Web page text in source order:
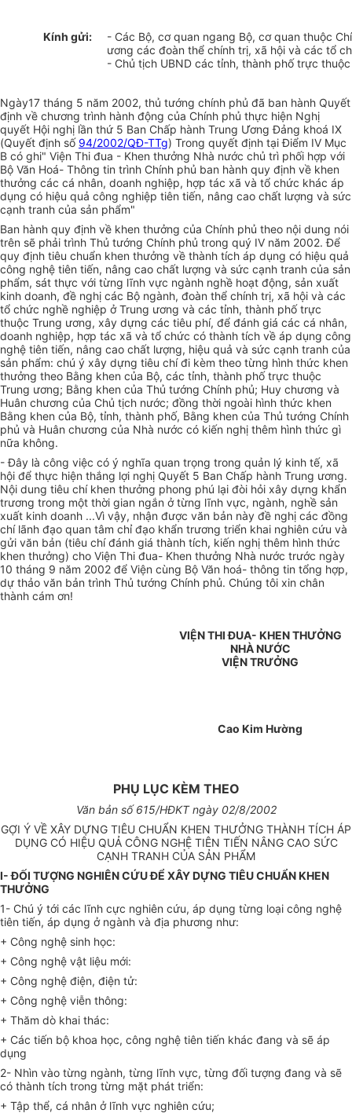
Kính gửi:
- Các Bộ, cơ quan ngang Bộ, cơ quan thuộc
ương các đoàn thể chính trị, xã hội và các tổ
- Chủ tịch UBND các tỉnh, thành phố trực
Ngày17 tháng 5 năm 2002, thủ tướng chính phủ đã ban hành Quyết
định về chương trình hành động của Chính phủ thực hiện Nghị
quyết Hội nghị lần thứ 5 Ban Chấp hành Trung Ương Đảng khoá IX
(Quyết định số 94/2002/QĐ-TTg) Trong quyết định tại Điểm IV Mục
B có ghi" Viện Thi đua - Khen thưởng Nhà nước chủ trì phối hợp với
Bộ Văn Hoá- Thông tin trình Chính phủ ban hành quy định về khen
thưởng các cá nhân, doanh nghiệp, hợp tác xã và tổ chức khác áp
dụng có hiệu quả công nghiệp tiên tiến, nâng cao chất lượng và sức
cạnh tranh của sản phẩm"
Ban hành quy định về khen thưởng của Chính phủ theo nội dung nói
trên sẽ phải trình Thủ tướng Chính phủ trong quý IV năm 2002. Để
quy định tiêu chuẩn khen thưởng về thành tích áp dụng có hiệu quả
công nghệ tiên tiến, nâng cao chất lượng và sức cạnh tranh của sản
phẩm, sát thực với từng lĩnh vực ngành nghề hoạt động, sản xuất
kinh doanh, đề nghị các Bộ ngành, đoàn thể chính trị, xã hội và các
tổ chức nghề nghiệp ở Trung ương và các tỉnh, thành phố trực
thuộc Trung ương, xây dựng các tiêu phí, để đánh giá các cá nhân,
doanh nghiệp, hợp tác xã và tổ chức có thành tích về áp dụng công
nghệ tiên tiến, nâng cao chất lượng, hiệu quả và sức cạnh tranh của
sản phẩm: chú ý xây dựng tiêu chí đi kèm theo từng hình thức khen
thưởng theo Bằng khen của Bộ, các tỉnh, thành phố trực thuộc
Trung ương; Bằng khen của Thủ tướng Chính phủ; Huy chương và
Huân chương của Chủ tịch nước; đồng thời ngoài hình thức khen
Bằng khen của Bộ, tỉnh, thành phố, Bằng khen của Thủ tướng Chính
phủ và Huân chương của Nhà nước có kiến nghị thêm hình thức gì
nữa không.
- Đây là công việc có ý nghĩa quan trọng trong quản lý kinh tế, xã
hội để thực hiện thắng lợi nghị Quyết 5 Ban Chấp hành Trung ương.
Nội dung tiêu chí khen thưởng phong phú lại đòi hỏi xây dựng khẩn
trương trong một thời gian ngắn ở từng lĩnh vực, ngành, nghề sản
xuất kinh doanh ...Vì vậy, nhận được văn bản này đề nghị các đồng
chí lãnh đạo quan tâm chỉ đạo khẩn trương triển khai nghiên cứu và
gửi văn bản (tiêu chí đánh giá thành tích, kiến nghị thêm hình thức
khen thưởng) cho Viện Thi đua- Khen thưởng Nhà nước trước ngày
10 tháng 9 năm 2002 để Viện cùng Bộ Văn hoá- thông tin tổng hợp,
dự thảo văn bản trình Thủ tướng Chính phủ. Chúng tôi xin chân
thành cám ơn!
VIỆN THI ĐUA- KHEN THƯỞNG
NHÀ NƯỚC
VIỆN TRƯỞNG
Cao Kim Hường
PHỤ LỤC KÈM THEO
Văn bản số 615/HĐKT ngày 02/8/2002
GỢI Ý VỀ XÂY DỰNG TIÊU CHUẨN KHEN THƯỞNG THÀNH TÍCH ÁP
DỤNG CÓ HIỆU QUẢ CÔNG NGHỆ TIÊN TIẾN NÂNG CAO SỨC
CẠNH TRANH CỦA SẢN PHẨM
I- ĐỐI TƯỢNG NGHIÊN CỨU ĐỂ XÂY DỰNG TIÊU CHUẨN KHEN
THƯỞNG
1- Chú ý tới các lĩnh cực nghiên cứu, áp dụng từng loại công nghệ
tiên tiến, áp dụng ở ngành và địa phương như:
+ Công nghệ sinh học:
+ Công nghệ vật liệu mới:
+ Công nghệ điện, điện tử:
+ Công nghệ viễn thông:
+ Thăm dò khai thác:
+ Các tiến bộ khoa học, công nghệ tiên tiến khác đang và sẽ áp
dụng
2- Nhìn vào từng ngành, từng lĩnh vực, từng đối tượng đang và sẽ
có thành tích trong từng mặt phát triển:
+ Tập thể, cá nhân ở lĩnh vực nghiên cứu;